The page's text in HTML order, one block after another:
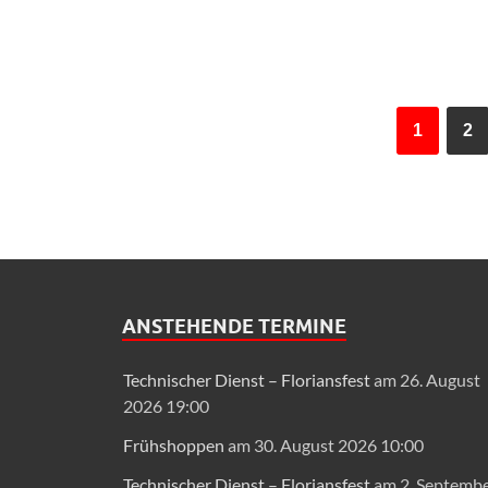
1 2
ANSTEHENDE TERMINE
Technischer Dienst – Floriansfestam 26. August
2026 19:00
Frühshoppen am 30. August 2026 10:00